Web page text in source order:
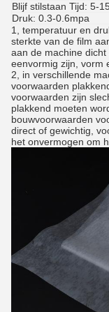
Blijf stilstaan Tijd: 5-
Druk: 0.3-0.6mpa
1, temperatuur en
sterkte van de film
aan de machine
eenvormig zijn, vorm
2, in verschillende
voorwaarden
voorwaarden zijn
plakkend moeten
bouwvoorwaarden
direct of gewichtig,
het onvermogen om